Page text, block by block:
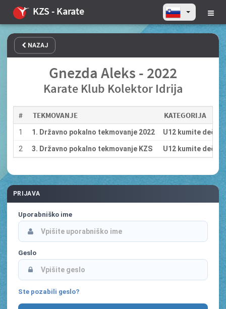
KZS - Karate
NAZAJ
Gnezda Aleks - 2022
Karate Klub Kolektor Idrija
# TEKMOVANJE KATEGORIJA
1 1. Državno pokalno tekmovanje 2022 U12 kumite dečki
2 3. Državno pokalno tekmovanje KZS U12 kumite dečki
PRIJAVA
Uporabniško ime
Geslo
Ste pozabili geslo?